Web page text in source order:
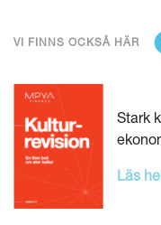
Stark
Läs
VI FINNS OCKSÅ HÄR